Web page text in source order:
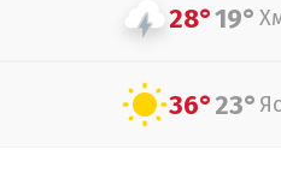
28°19°
36°23°